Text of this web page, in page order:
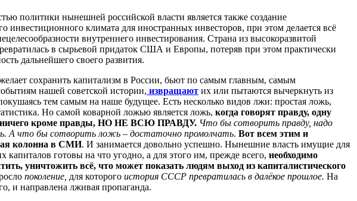
политики нынешней российской власти является также создание
инвестиционного климата для иностранных инвесторов, при этом делается всё
внутреннего инвестирования. Страна из высокоразвитой
в сырьевой придаток США и Европы, потеряв при этом практически
дальнейшего своего развития.
сохранить капитализм в России, бьют по самым главным, самым
нашей советской истории, извращают их или пытаются вычеркнуть из
тем самым на наше будущее. Есть несколько видов лжи: простая ложь,
Но самой коварной ложью является ложь, когда говорят правду, одну
ничего кроме правды, НО НЕ ВСЮ ПРАВДУ. Что бы сотворить правду, надо
А что бы сотворить ложь – достаточно промолчать. Вот всем этим и
колонна в СМИ. И занимается довольно успешно. Нынешние власть имущие для
капиталов готовы на что угодно, а для этого им, прежде всего, необходимо
уничтожить всё, что может показать людям выход из капиталистического
поколение, для которого история СССР превратилась в далёкое прошлое. На
и направлена лживая пропаганда.